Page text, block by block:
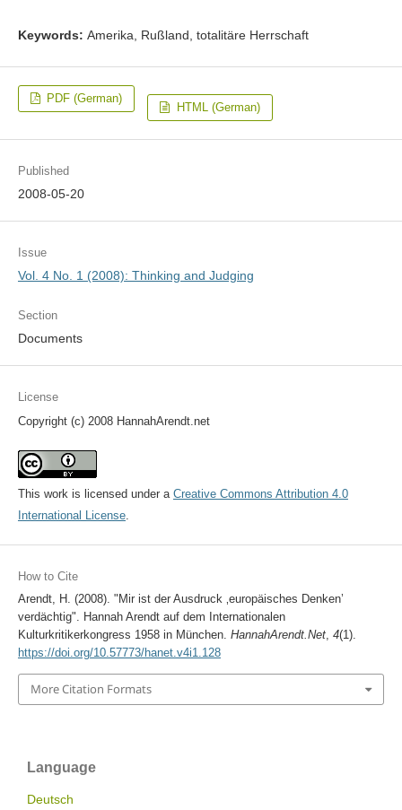
Keywords: Amerika, Rußland, totalitäre Herrschaft
PDF (German)
HTML (German)
Published
2008-05-20
Issue
Vol. 4 No. 1 (2008): Thinking and Judging
Section
Documents
License
Copyright (c) 2008 HannahArendt.net
This work is licensed under a Creative Commons Attribution 4.0
International License.
How to Cite
Arendt, H. (2008). "Mir ist der Ausdruck ‚europäisches Denken’
verdächtig". Hannah Arendt auf dem Internationalen
Kulturkritikerkongress 1958 in München. HannahArendt.Net, 4(1).
https://doi.org/10.57773/hanet.v4i1.128
More Citation Formats
Language
Deutsch